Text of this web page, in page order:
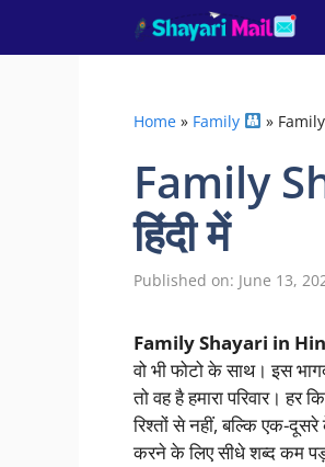
Home » Family » Family
Family
हिंदी में
Published on: June 13,
Family Shayari in
वो भी फोटो के साथ। इस
तो वह है हमारा परिवार।
रिश्तों से नहीं, बल्कि एक-
करने के लिए सीधे शब्द कम पड़